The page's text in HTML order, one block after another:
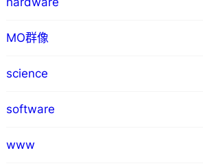
MO群像
science
software
www